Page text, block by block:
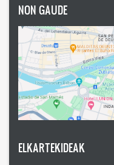
NON GAUDE
ELKARTEKIDEAK